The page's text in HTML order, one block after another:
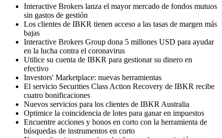
Interactive Brokers lanza el mayor mercado de fondos mutuos
sin gastos de gestión
Los clientes de IBKR tienen acceso a las tasas de margen más
bajas
Interactive Brokers Group dona 5 millones USD para ayudar
en la lucha contra el coronavirus
Utilice su cuenta de IBKR para gestionar su dinero en
efectivo
Investors' Marketplace: nuevas herramientas
El servicio Securities Class Action Recovery de IBKR recibe
cuatro bonificaciones
Nuevos servicios para los clientes de IBKR Australia
Optimice la coincidencia de lotes para ganar en impuestos
Encuentre acciones y bonos en corto con la herramienta de
búsquedas de instrumentos en corto